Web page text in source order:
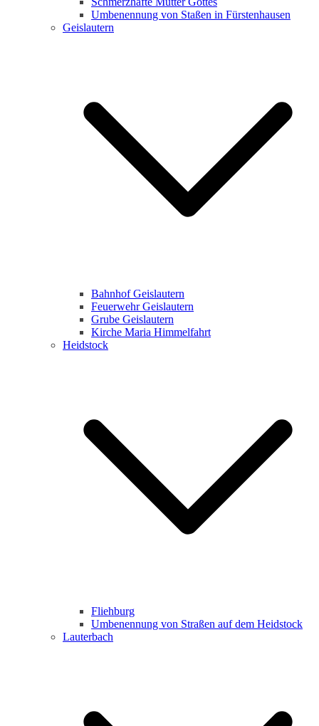
Umbenennung von Staßen in Fürstenhausen
Geislautern
Bahnhof Geislautern
Feuerwehr Geislautern
Grube Geislautern
Kirche Maria Himmelfahrt
Heidstock
Fliehburg
Umbenennung von Straßen auf dem Heidstock
Lauterbach